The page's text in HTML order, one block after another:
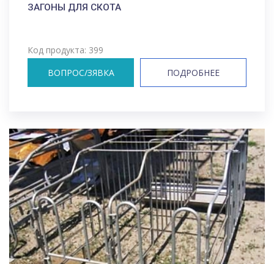
ЗАГОНЫ ДЛЯ СКОТА
Код продукта: 399
ВОПРОС/ЗЯВКА
ПОДРОБНЕЕ